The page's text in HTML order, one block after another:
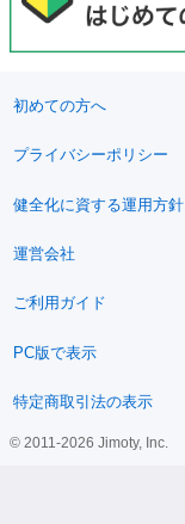
初めての方へ
プライバシーポリシー
健全化に資する運用方針
運営会社
ご利用ガイド
PC版で表示
特定商取引法の表示
© 2011-2026 Jimoty, Inc.